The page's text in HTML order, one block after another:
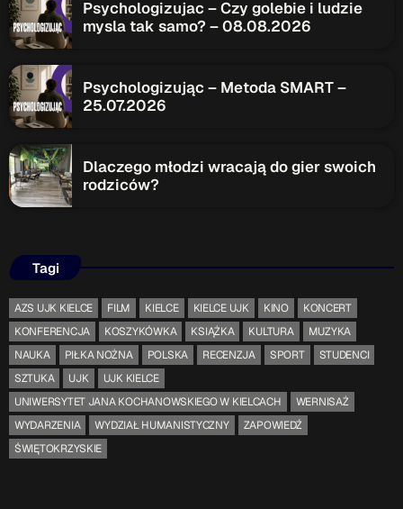
Psychologizujac – Czy golebie i ludzie
mysla tak samo? – 08.08.2026
Psychologizując – Metoda SMART –
25.07.2026
Dlaczego młodzi wracają do gier swoich
rodziców?
Tagi
AZS UJK KIELCE FILM KIELCE KIELCE UJK KINO
KONCERT
KONFERENCJA
KOSZYKÓWKA KSIĄŻKA KULTURA
MUZYKA
NAUKA
PIŁKA NOŻNA POLSKA RECENZJA SPORT
STUDENCI
SZTUKA
UJK
UJK KIELCE
UNIWERSYTET JANA KOCHANOWSKIEGO W KIELCACH
WERNISAŻ
WYDARZENIA
WYDZIAŁ HUMANISTYCZNY
ZAPOWIEDŹ
ŚWIĘTOKRZYSKIE